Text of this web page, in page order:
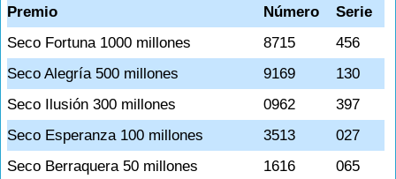
Premio Número
Serie
Seco Fortuna 1000 millones
8715
456
Seco Alegría 500 millones
9169
130
Seco Ilusión 300 millones
0962
397
Seco Esperanza 100 millones
3513
027
Seco Berraquera 50 millones
1616
065